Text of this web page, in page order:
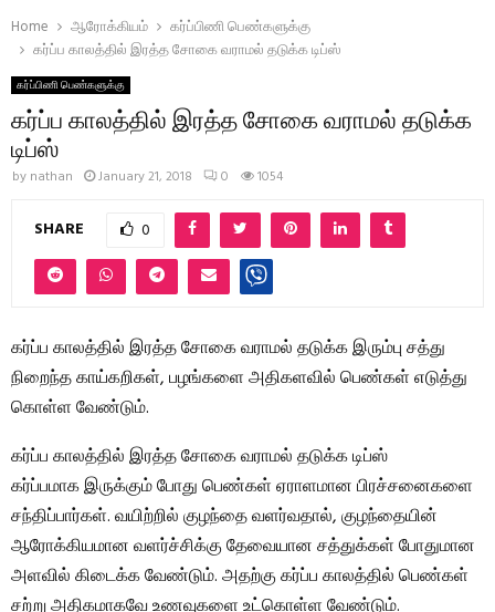
Home ஆரோக்கியம்
கர்ப்பிணி பெண்களுக்கு
கர்ப்ப காலத்தில் இரத்த சோகை வராமல் தடுக்க டிப்ஸ்
கர்ப்பிணி பெண்களுக்கு
கர்ப்ப காலத்தில் இரத்த சோகை வராமல் தடுக்க
டிப்ஸ்
by nathan January 21, 2018 0 1054
SHARE 0
கர்ப்ப காலத்தில் இரத்த சோகை வராமல் தடுக்க இரும்பு சத்து
நிறைந்த காய்கறிகள், பழங்களை அதிகளவில் பெண்கள் எடுத்து
கொள்ள வேண்டும்.
கர்ப்ப காலத்தில் இரத்த சோகை வராமல் தடுக்க டிப்ஸ்
கர்ப்பமாக இருக்கும் போது பெண்கள் ஏராளமான பிரச்சனைகளை
சந்திப்பார்கள். வயிற்றில் குழந்தை வளர்வதால், குழந்தையின்
ஆரோக்கியமான வளர்ச்சிக்கு தேவையான சத்துக்கள் போதுமான
அளவில் கிடைக்க வேண்டும். அதற்கு கர்ப்ப காலத்தில் பெண்கள்
சற்று அதிகமாகவே உணவுகளை உட்கொள்ள வேண்டும்.